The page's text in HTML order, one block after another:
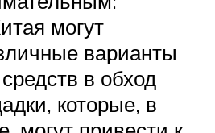
могут
варианты
в обход
которые, в